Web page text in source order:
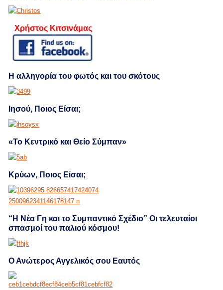
Χρήστος Κιτσινάμας
Η αλληγορία του φωτός και του σκότους
Ιησού, Ποιος Είσαι;
«Το Κεντρικό και Θείο Σύμπαν»
Κρύων, Ποιος Είσαι;
“Η Νέα Γη και το Συμπαντικό Σχέδιο” Οι τελευταίοι
σπασμοί του παλιού κόσμου!
Ο Ανώτερος Αγγελικός σου Εαυτός